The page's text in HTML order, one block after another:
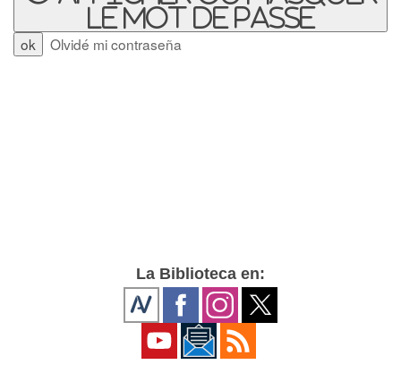
le mot de passe
Olvidé mi contraseña
La Biblioteca en: